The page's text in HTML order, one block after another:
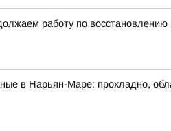
работу по восстановлению
в Нарьян-Маре: прохладно,